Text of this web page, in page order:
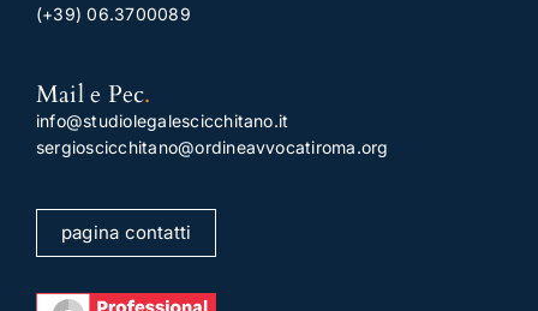
(+39) 06.3700089
Mail e Pec.
info@studiolegalescicchitano.it
sergioscicchitano@ordineavvocatiroma.org
pagina contatti